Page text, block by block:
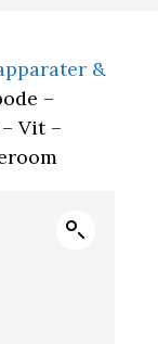
&
–
Vit –